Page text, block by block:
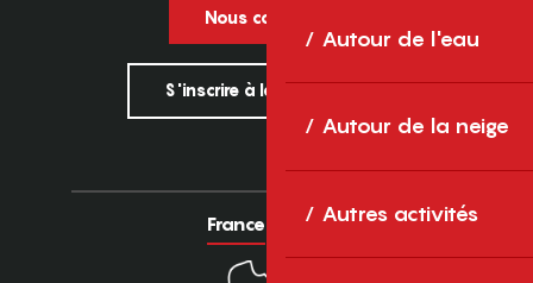
Autour de l'eau
Autour de la neige
Autres activités
Nous contacter
S'inscrire à la newsletter
France Europe